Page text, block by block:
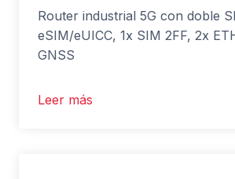
Router industrial 5G con doble
eSIM/eUICC, 1x SIM 2FF, 2x
GNSS
Leer más